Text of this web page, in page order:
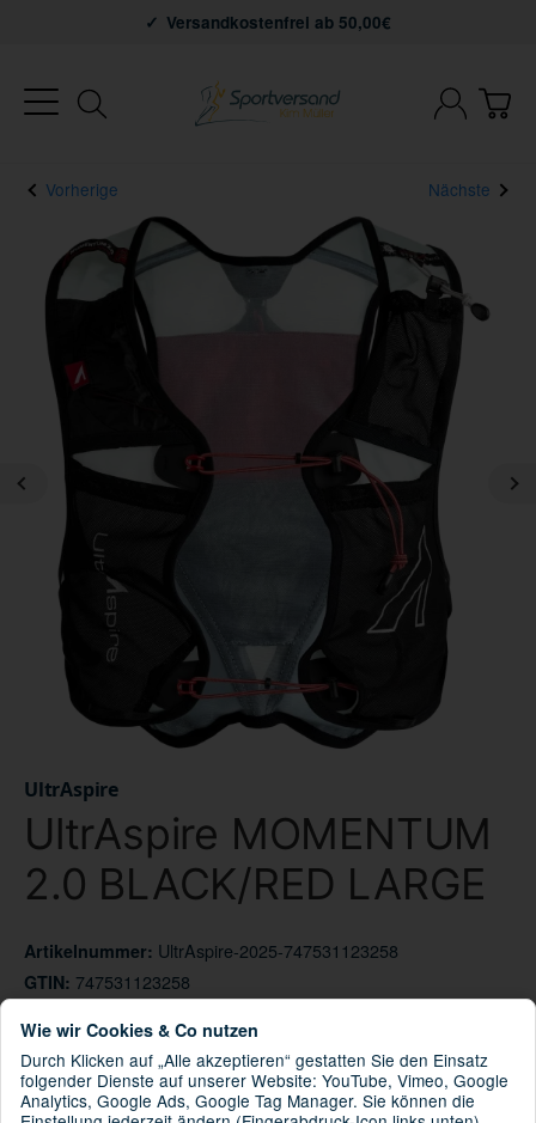
Versandkostenfrei ab 50,00€
Vorherige Nächste
UltrAspire
UltrAspire MOMENTUM
2.0 BLACK/RED LARGE
Artikelnummer: UltrAspire-2025-747531123258
GTIN: 747531123258
Kategorie:Vest / Backpack
Wie wir Cookies & Co nutzen
Durch Klicken auf „Alle akzeptieren“ gestatten Sie den Einsatz
folgender Dienste auf unserer Website: YouTube, Vimeo, Google
Analytics, Google Ads, Google Tag Manager. Sie können die